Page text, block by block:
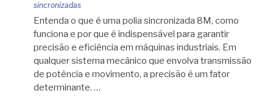
sincronizadas
Entenda o que é uma polia sincronizada 8M, como
funciona e por que é indispensável para garantir
precisão e eficiência em máquinas industriais. Em
qualquer sistema mecânico que envolva transmissão
de potência e movimento, a precisão é um fator
determinante. …